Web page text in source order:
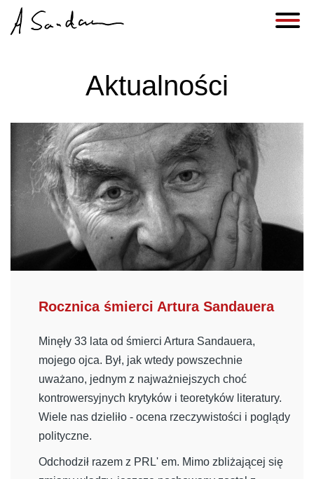
Wspomnienia
Historie piszemy na nowo ?
telegram z za grobu
kominki jak arystokratyczne rodowody
jak mnie odżydzano
Dobrze jak Kali ukraść krowe...
Artykuły
Galerie
Archiwum zdjęć
Zapis cyfrowy
Aktualności
Aktualności
Rocznica śmierci Artura Sandauera
Minęły 33 lata od śmierci Artura Sandauera,
mojego ojca. Był, jak wtedy powszechnie
uważano, jednym z najważniejszych choć
kontrowersyjnych krytyków i teoretyków literatury.
Wiele nas dzieliło - ocena rzeczywistości i poglądy
polityczne.
Odchodził razem z PRL' em. Mimo zbliżającej się